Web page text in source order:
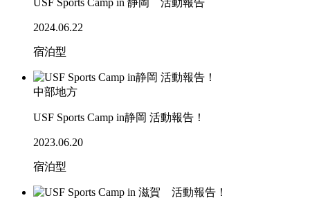
USF Sports Camp in 静岡 活動報告
2024.06.22
宿泊型
中部地方
USF Sports Camp in静岡 活動報告！
2023.06.20
宿泊型